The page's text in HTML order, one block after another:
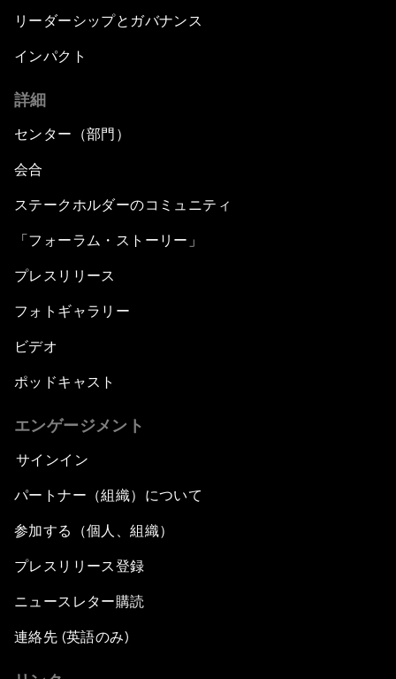
リーダーシップとガバナンス
インパクト
詳細
センター（部門）
会合
ステークホルダーのコミュニティ
「フォーラム・ストーリー」
プレスリリース
フォトギャラリー
ビデオ
ポッドキャスト
エンゲージメント
サインイン
パートナー（組織）について
参加する（個人、組織）
プレスリリース登録
ニュースレター購読
連絡先 (英語のみ)